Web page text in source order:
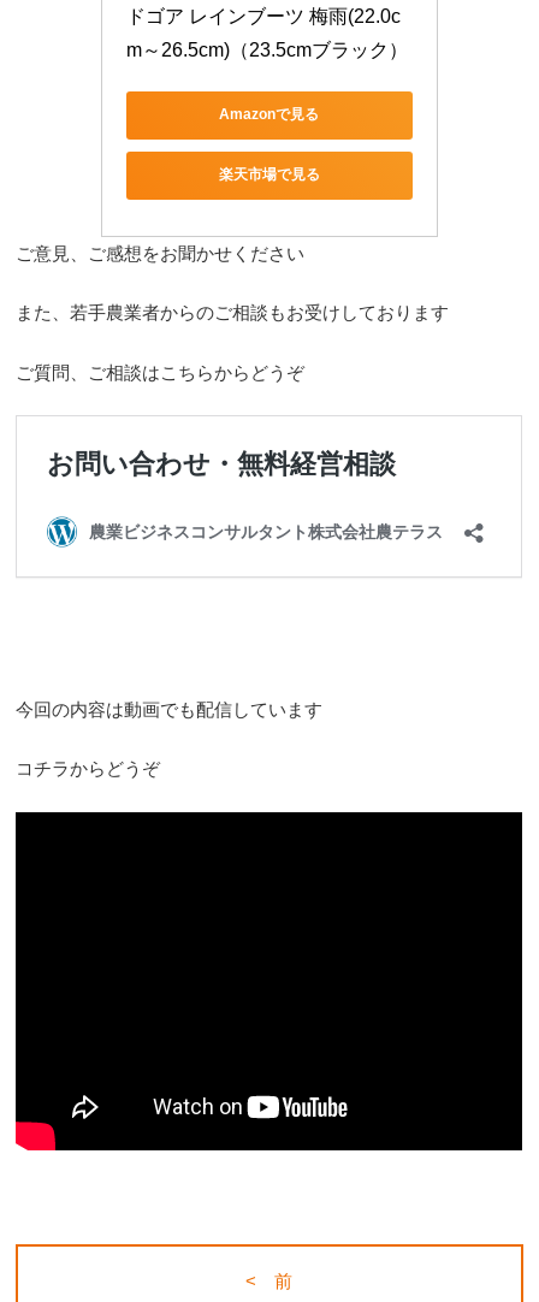
ドゴア レインブーツ 梅雨(22.0c
m～26.5cm)（23.5cmブラック）
Amazonで見る
楽天市場で見る
ご意見、ご感想をお聞かせください
また、若手農業者からのご相談もお受けしております
ご質問、ご相談はこちらからどうぞ
今回の内容は動画でも配信しています
コチラからどうぞ
< 前